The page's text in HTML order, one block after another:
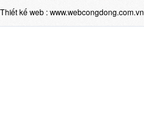
Thiết kế web : www.webcongdong.com.vn